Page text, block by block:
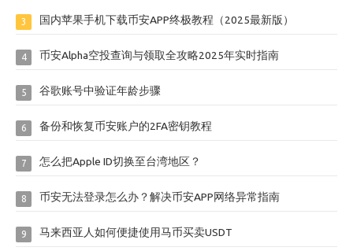
3 国内苹果手机下载币安APP终极教程（2025最新版）
4 币安Alpha空投查询与领取全攻略2025年实时指南
5 谷歌账号中验证年龄步骤
6 备份和恢复币安账户的2FA密钥教程
7 怎么把Apple ID切换至台湾地区？
8 币安无法登录怎么办？解决币安APP网络异常指南
9 马来西亚人如何便捷使用马币买卖USDT